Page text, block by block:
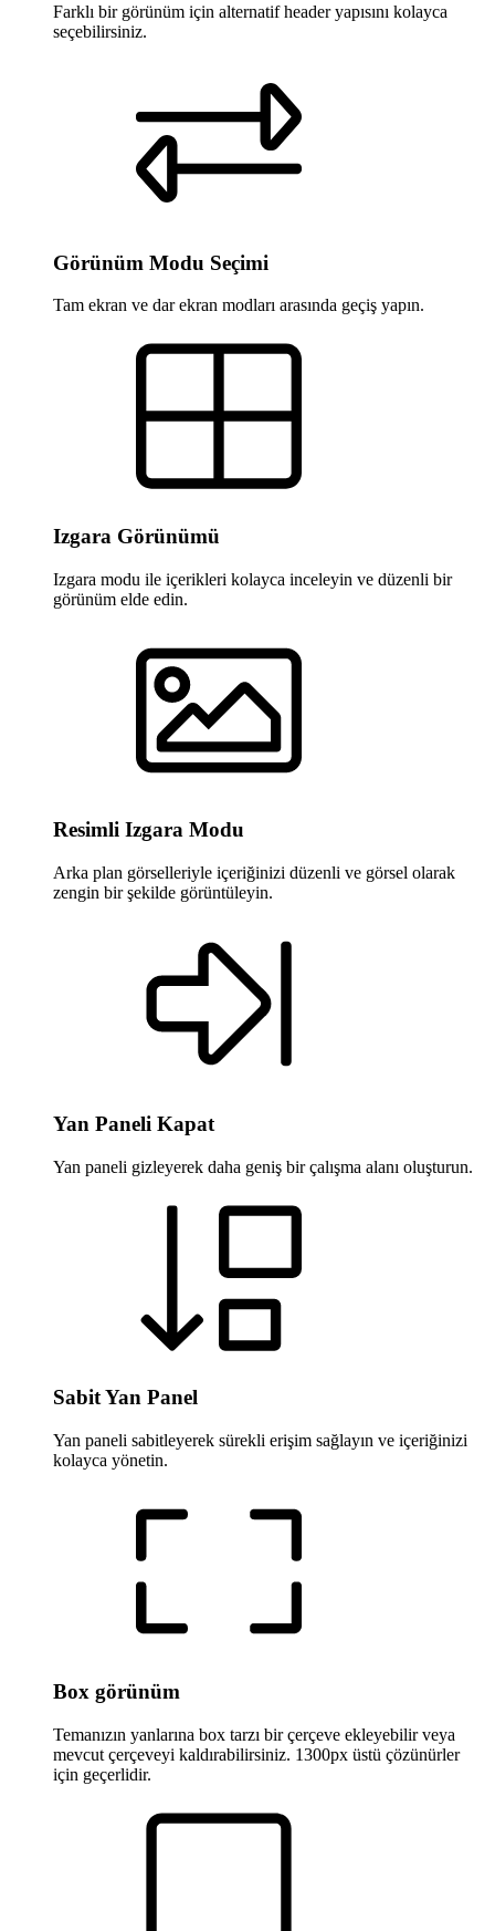
Farklı bir görünüm için alternatif header yapısını kolayca
seçebilirsiniz.
Görünüm Modu Seçimi
Tam ekran ve dar ekran modları arasında geçiş yapın.
Izgara Görünümü
Izgara modu ile içerikleri kolayca inceleyin ve düzenli bir
görünüm elde edin.
Resimli Izgara Modu
Arka plan görselleriyle içeriğinizi düzenli ve görsel olarak
zengin bir şekilde görüntüleyin.
Yan Paneli Kapat
Yan paneli gizleyerek daha geniş bir çalışma alanı oluşturun.
Sabit Yan Panel
Yan paneli sabitleyerek sürekli erişim sağlayın ve içeriğinizi
kolayca yönetin.
Box görünüm
Temanızın yanlarına box tarzı bir çerçeve ekleyebilir veya
mevcut çerçeveyi kaldırabilirsiniz. 1300px üstü çözünürler
için geçerlidir.